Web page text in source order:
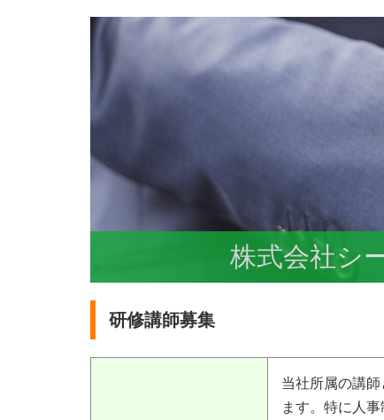
株式会社シ
研修講師募集
当社所属の講
ます。特に人